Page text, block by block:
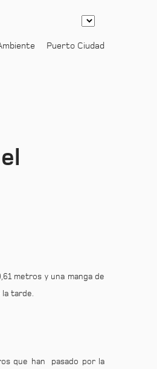
Puerto Ciudad
metros y una manga de
la tarde.
que han pasado por la